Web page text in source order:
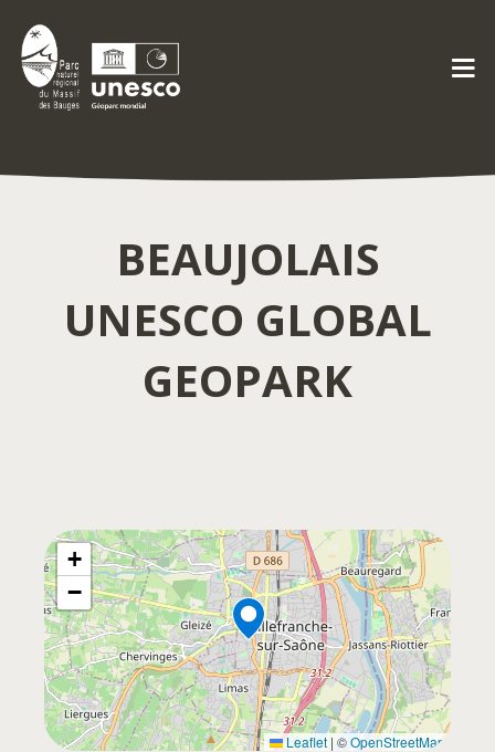
BEAUJOLAIS
UNESCO GLOBAL
GEOPARK
+
−
Leaflet | ©OpenStreetMap